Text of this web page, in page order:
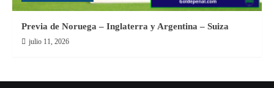
Previa de Noruega – Inglaterra y Argentina – Suiza
julio 11, 2026